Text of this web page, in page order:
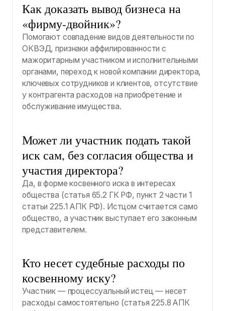
Как доказать вывод бизнеса на
«фирму-двойник»?
Помогают совпадение видов деятельности по
ОКВЭД, признаки аффилированности с
мажоритарным участником и исполнительными
органами, переход к новой компании директора,
ключевых сотрудников и клиентов, отсутствие
у контрагента расходов на приобретение и
обслуживание имущества.
Может ли участник подать такой
иск сам, без согласия общества и
участия директора?
Да, в форме косвенного иска в интересах
общества (статья 65.2 ГК РФ, пункт 2 части 1
статьи 225.1 АПК РФ). Истцом считается само
общество, а участник выступает его законным
представителем.
Кто несет судебные расходы по
косвенному иску?
Участник — процессуальный истец — несет
расходы самостоятельно (статья 225.8 АПК